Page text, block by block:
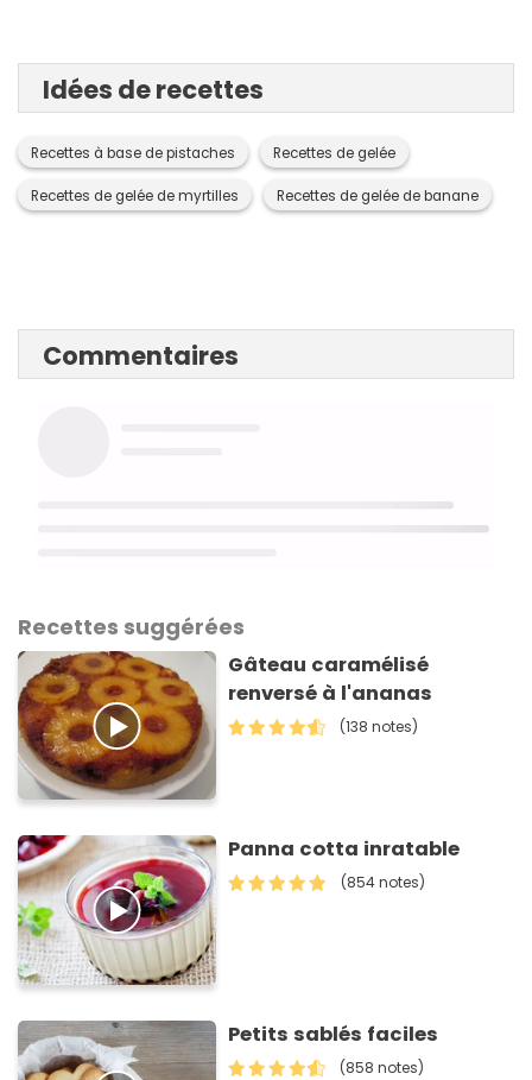
Idées de recettes
Recettes à base de pistaches Recettes de gelée
Recettes de gelée de myrtilles Recettes de gelée de banane
Commentaires
Recettes suggérées
Gâteau caramélisé
renversé à l'ananas
(138 notes)
Panna cotta inratable
(854 notes)
Petits sablés faciles
(858 notes)